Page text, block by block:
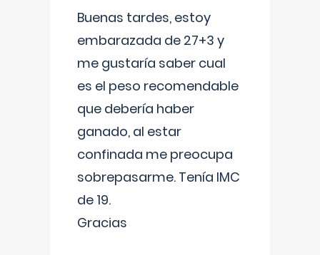
Buenas tardes, estoy
embarazada de 27+3 y
me gustaría saber cual
es el peso recomendable
que debería haber
ganado, al estar
confinada me preocupa
sobrepasarme. Tenía IMC
de 19.
Gracias